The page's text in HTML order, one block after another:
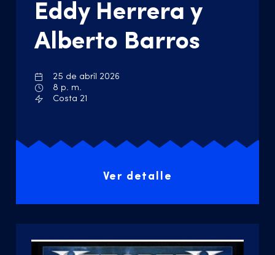
Eddy Herrera y
Alberto Barros
25 de abril 2026
8 p. m.
Costa 21
Ver detalle